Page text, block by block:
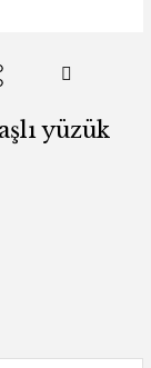
yüzük